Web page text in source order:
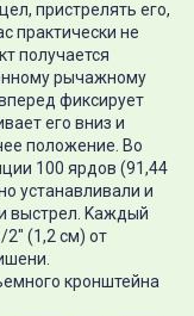
пристрелять его,
практически не
получается
рычажному
фиксирует
его вниз и
положение. Во
100 ярдов (91,44
устанавливали и
выстрел. Kаждый
2" (1,2 см) от
кронштейна